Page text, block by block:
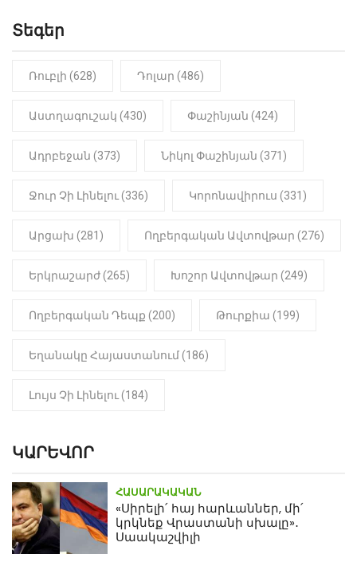
Նիկոլ Փաշինյան
ԻՐԱԴԱՐՁԱՅԻՆ 22:01
մանկապղծության համար
մարմինը
Տեգեր
Ռուբլի (628) Դոլար (486)
Աստղագուշակ (430) Փաշինյան (424)
Ադրբեջան (373) Նիկոլ Փաշինյան (371)
Ջուր Չի Լինելու (336) Կորոնավիրուս (331)
Արցախ (281) Ողբերգական Ավտովթար (276)
Երկրաշարժ (265) Խոշոր Ավտովթար (249)
Ողբերգական Դեպք (200) Թուրքիա (199)
Եղանակը Հայաստանում (186)
Լույս Չի Լինելու (184)
ԿԱՐԵՎՈՐ
ՀԱՍԱՐԱԿԱԿԱՆ
«Սիրելի՛ հայ հարևաններ, մի՛
կրկնեք Վրաստանի սխալը»․
Սաակաշվիլի